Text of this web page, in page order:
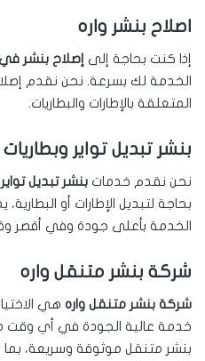
اصلاح بنشر واره
إذا كنت بحاجة إلى إصلاح بنشر في
الخدمة لك بسرعة. نحن نقدم
المتعلقة بالإطارات والبطاريات.
بنشر تبديل تواير وبطاريات
نحن نقدم خدمات بنشر تبديل
بحاجة لتبديل الإطارات أو
الخدمة بأعلى جودة وفي أقصر
شركة بنشر متنقل واره
شركة بنشر متنقل واره هي
خدمة عالية الجودة في أي وقت
بنشر متنقل موثوقة وسريعة، بما